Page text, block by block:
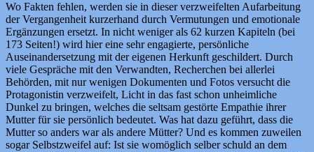
Wo Fakten fehlen, werden sie in dieser verzweifelten Aufarbeitung
der Vergangenheit kurzerhand durch Vermutungen und emotionale
Ergänzungen ersetzt. In nicht weniger als 62 kurzen Kapiteln (bei
173 Seiten!) wird hier eine sehr engagierte, persönliche
Auseinandersetzung mit der eigenen Herkunft geschildert. Durch
viele Gespräche mit den Verwandten, Recherchen bei allerlei
Behörden, mit nur wenigen Dokumenten und Fotos versucht die
Protagonistin verzweifelt, Licht in das fast schon unheimliche
Dunkel zu bringen, welches die seltsam gestörte Empathie ihrer
Mutter für sie persönlich bedeutet. Was hat dazu geführt, dass die
Mutter so anders war als andere Mütter? Und es kommen zuweilen
sogar Selbstzweifel auf: Ist sie womöglich selber schuld an dem